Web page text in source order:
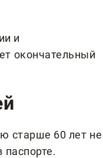
и
окончательный
старше 60 лет не
паспорте.